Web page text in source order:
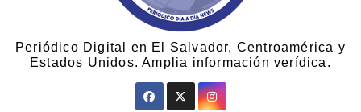
Periódico Digital en El Salvador, Centroamérica y
Estados Unidos. Amplia información verídica.